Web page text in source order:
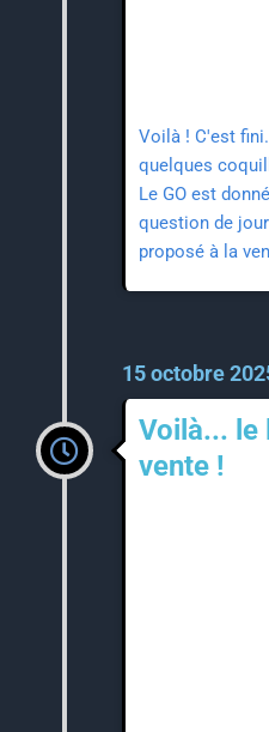
Voilà ! C'est
quelques
Le GO est
question de
proposé à la
15 octobre
Voilà... le
vente !